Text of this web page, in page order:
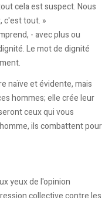
cela est suspect. Nous
c'est tout. »
- avec plus ou
Le mot de dignité
naïve et évidente, mais
hommes; elle crée leur
ceux qui vous
ils combattent pour
yeux de l'opinion